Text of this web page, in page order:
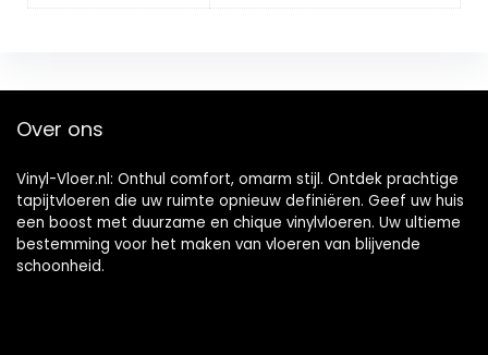
Over ons
Vinyl-Vloer.nl: Onthul comfort, omarm stijl. Ontdek prachtige
tapijtvloeren die uw ruimte opnieuw definiëren. Geef uw huis
een boost met duurzame en chique vinylvloeren. Uw ultieme
bestemming voor het maken van vloeren van blijvende
schoonheid.